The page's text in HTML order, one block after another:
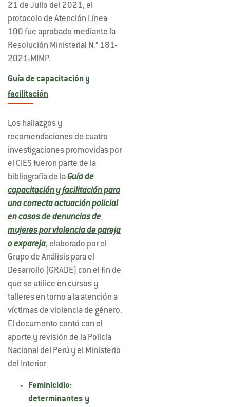
21 de Julio del 2021, el
protocolo de Atención Línea
100 fue aprobado mediante la
Resolución Ministerial N.° 181-
2021-MIMP.
Guía de capacitación y
facilitación
Los hallazgos y
recomendaciones de cuatro
investigaciones promovidas por
el CIES fueron parte de la
bibliografía de laGuía de
capacitación y facilitación para
una correcta actuación policial
en casos de denuncias de
mujeres por violencia de pareja
o expareja, elaborado por el
Grupo de Análisis para el
Desarrollo (GRADE) con el fin de
que se utilice en cursos y
talleres en torno a la atención a
víctimas de violencia de género.
El documento contó con el
aporte y revisión de la Policía
Nacional del Perú y el Ministerio
del Interior.
Feminicidio:
determinantes y